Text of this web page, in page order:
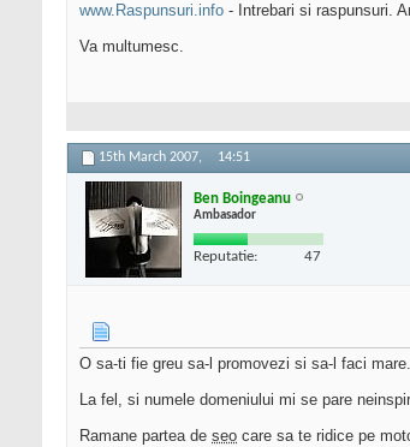
www.Raspunsuri.info - Intrebari si raspunsuri.
Va multumesc.
15th March 2007, 14:51
Ben Boingeanu
Ambasador
Reputatie: 47
O sa-ti fie greu sa-l promovezi si sa-l faci
La fel, si numele domeniului mi se pare
Ramane partea de seo care sa te ridice pe